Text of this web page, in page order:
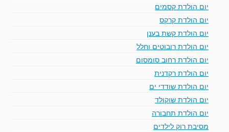
יום הולדת קסמים
יום הולדת קרקס
יום הולדת קשת בענן
יום הולדת רובוטים וחלל
יום הולדת רחוב סומסום
יום הולדת רקדנית
יום הולדת שודדי ים
יום הולדת שוקולד
יום הולדת תחבורה
מסיבת רוק לילדים